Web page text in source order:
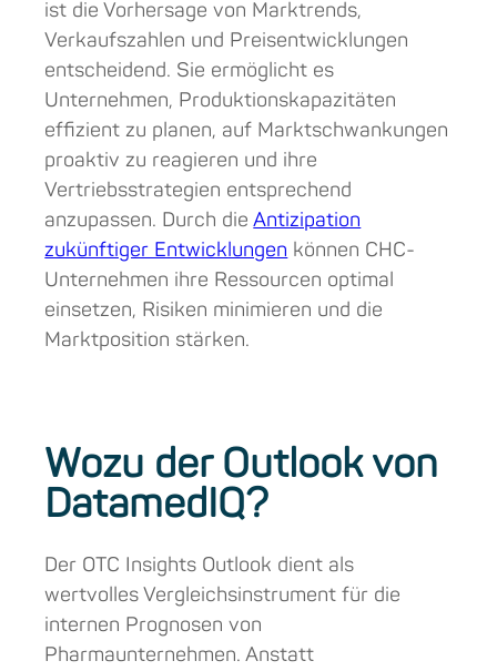
ist die Vorhersage von Marktrends,
Verkaufszahlen und Preisentwicklungen
entscheidend. Sie ermöglicht es
Unternehmen, Produktionskapazitäten
effizient zu planen, auf Marktschwankungen
proaktiv zu reagieren und ihre
Vertriebsstrategien entsprechend
anzupassen. Durch dieAntizipation
zukünftiger Entwicklungen können CHC-
Unternehmen ihre Ressourcen optimal
einsetzen, Risiken minimieren und die
Marktposition stärken.
Wozu der Outlook von
DatamedIQ?
Der OTC Insights Outlook dient als
wertvolles Vergleichsinstrument für die
internen Prognosen von
Pharmaunternehmen. Anstatt